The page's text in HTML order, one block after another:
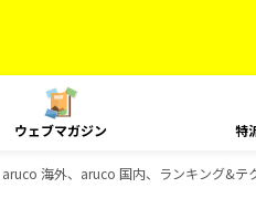
ウェブマガジン 特
海外、aruco 国内、ランキング&テ